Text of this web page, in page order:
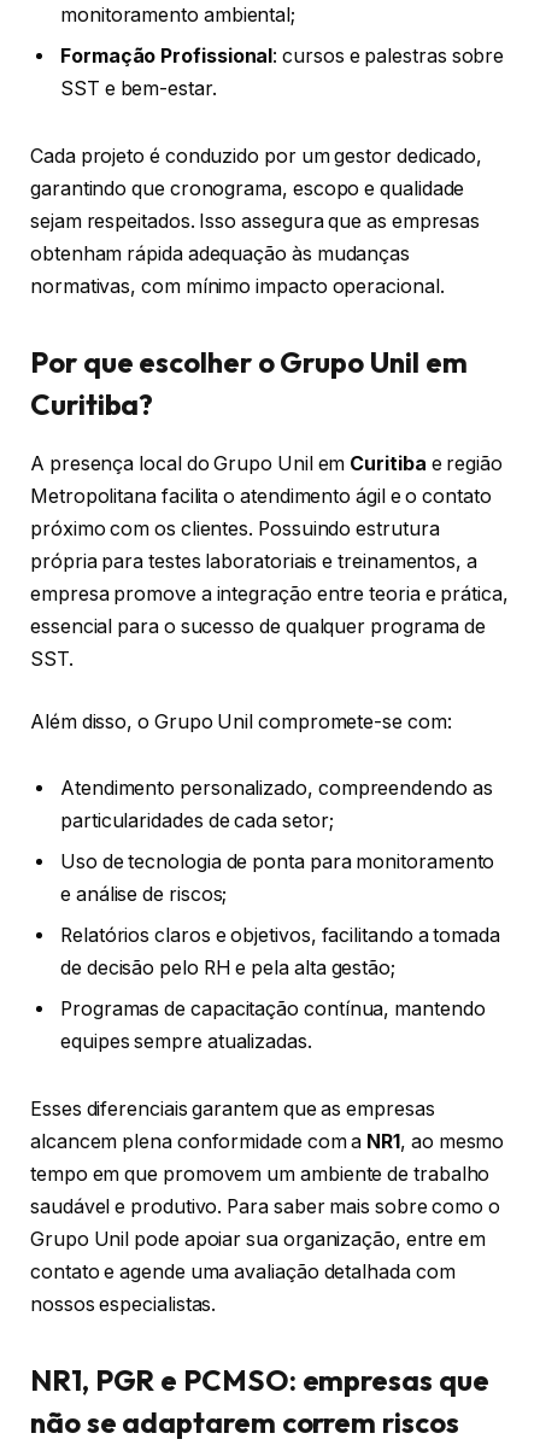
monitoramento ambiental;
Formação Profissional: cursos e palestras sobre
SST e bem-estar.
Cada projeto é conduzido por um gestor dedicado,
garantindo que cronograma, escopo e qualidade
sejam respeitados. Isso assegura que as empresas
obtenham rápida adequação às mudanças
normativas, com mínimo impacto operacional.
Por que escolher o Grupo Unil em
Curitiba?
A presença local do Grupo Unil em Curitiba e região
Metropolitana facilita o atendimento ágil e o contato
próximo com os clientes. Possuindo estrutura
própria para testes laboratoriais e treinamentos, a
empresa promove a integração entre teoria e prática,
essencial para o sucesso de qualquer programa de
SST.
Além disso, o Grupo Unil compromete-se com:
Atendimento personalizado, compreendendo as
particularidades de cada setor;
Uso de tecnologia de ponta para monitoramento
e análise de riscos;
Relatórios claros e objetivos, facilitando a tomada
de decisão pelo RH e pela alta gestão;
Programas de capacitação contínua, mantendo
equipes sempre atualizadas.
Esses diferenciais garantem que as empresas
alcancem plena conformidade com a NR1, ao mesmo
tempo em que promovem um ambiente de trabalho
saudável e produtivo. Para saber mais sobre como o
Grupo Unil pode apoiar sua organização, entre em
contato e agende uma avaliação detalhada com
nossos especialistas.
NR1, PGR e PCMSO: empresas que
não se adaptarem correm riscos